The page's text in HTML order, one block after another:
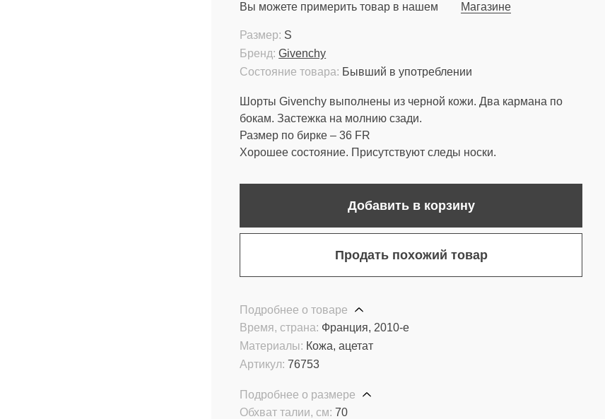
Вы можете примерить товар в нашем Магазине
Состояние товара: Бывший в употреблении
Бренд: Givenchy
Размер: S
Шорты Givenchy выполнены из черной кожи. Два кармана по
бокам. Застежка на молнию сзади.
Размер по бирке – 36 FR
Хорошее состояние. Присутствуют следы носки.
Добавить в корзину
Продать похожий товар
Подробнее о товаре
Материалы: Кожа, ацетат
Время, страна: Франция, 2010-е
Артикул: 76753
Подробнее о размере
Обхват талии, см: 70